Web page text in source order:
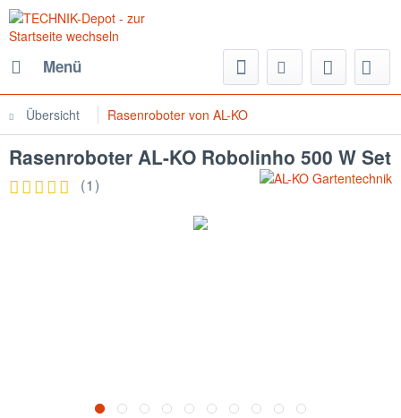
Menü
Übersicht Rasenroboter von AL-KO
Rasenroboter AL-KO Robolinho 500 W Set
(1)